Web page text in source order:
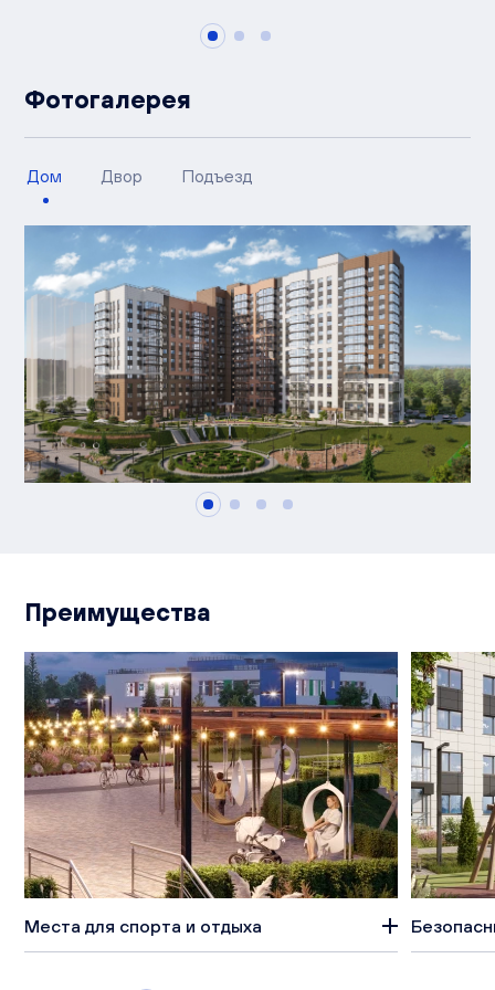
Фотогалерея
Дом Двор Подъезд
Преимущества
Места для спорта и отдыха